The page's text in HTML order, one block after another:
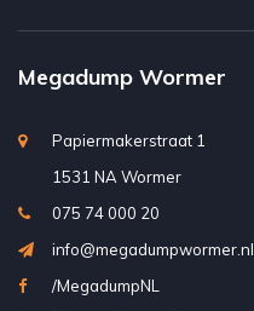
Megadump Wormer
Papiermakerstraat 1
1531 NA Wormer
075 74 000 20
info@megadumpwormer.nl
/MegadumpNL